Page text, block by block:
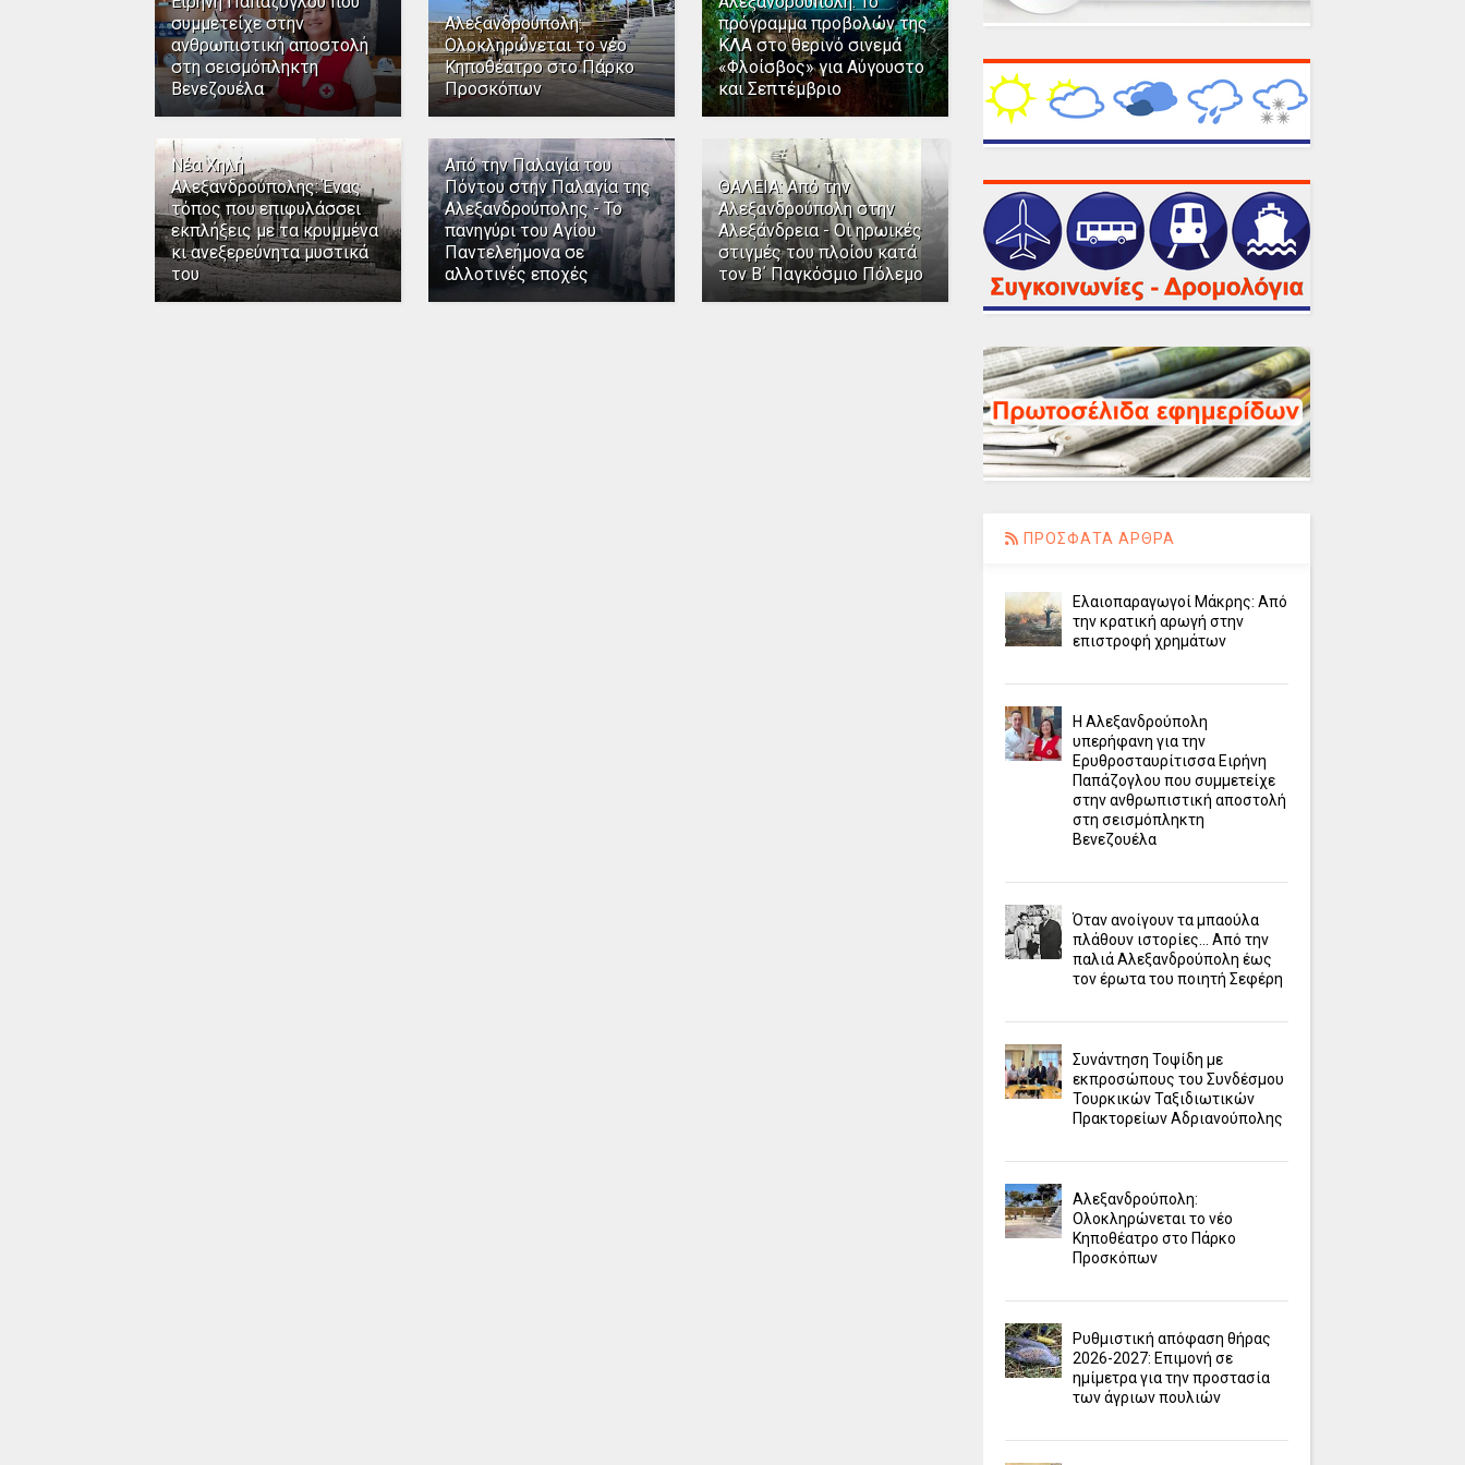
συμμετείχε στην
ανθρωπιστική αποστολή
στη σεισμόπληκτη
Βενεζουέλα
Αλεξανδρούπολη:
Ολοκληρώνεται το νέο
Κηποθέατρο στο Πάρκο
Προσκόπων
πρόγραμμα προβολών της
ΚΛΑ στο θερινό σινεμά
«Φλοίσβος» για Αύγουστο
και Σεπτέμβριο
Νέα Χηλή
Αλεξανδρούπολης: Ένας
τόπος που επιφυλάσσει
εκπλήξεις με τα κρυμμένα
κι ανεξερεύνητα μυστικά
του
Από την Παλαγία του
Πόντου στην Παλαγία της
Αλεξανδρούπολης - Το
πανηγύρι του Αγίου
Παντελεήμονα σε
αλλοτινές εποχές
ΘΑΛΕΙΑ: Από την
Αλεξανδρούπολη στην
Αλεξάνδρεια - Οι ηρωικές
στιγμές του πλοίου κατά
τον Β΄ Παγκόσμιο Πόλεμο
ΠΡΟΣΦΑΤΑ ΑΡΘΡΑ
Ελαιοπαραγωγοί Μάκρης: Από
την κρατική αρωγή στην
επιστροφή χρημάτων
Η Αλεξανδρούπολη
υπερήφανη για την
Ερυθροσταυρίτισσα Ειρήνη
Παπάζογλου που συμμετείχε
στην ανθρωπιστική αποστολή
στη σεισμόπληκτη
Βενεζουέλα
Όταν ανοίγουν τα μπαούλα
πλάθουν ιστορίες... Από την
παλιά Αλεξανδρούπολη έως
τον έρωτα του ποιητή Σεφέρη
Συνάντηση Τοψίδη με
εκπροσώπους του Συνδέσμου
Τουρκικών Ταξιδιωτικών
Πρακτορείων Αδριανούπολης
Αλεξανδρούπολη:
Ολοκληρώνεται το νέο
Κηποθέατρο στο Πάρκο
Προσκόπων
Ρυθμιστική απόφαση θήρας
2026-2027: Επιμονή σε
ημίμετρα για την προστασία
των άγριων πουλιών